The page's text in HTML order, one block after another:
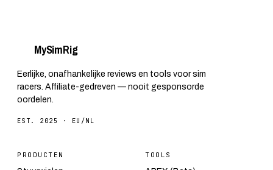
MySimRig
Eerlijke, onafhankelijke reviews en tools voor sim
racers. Affiliate-gedreven — nooit gesponsorde
oordelen.
EST. 2025 · EU/NL
PRODUCTEN TOOLS